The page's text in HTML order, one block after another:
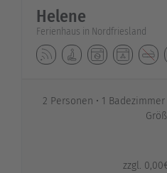
Helene
Ferienhaus in Nordfriesland
2 Personen 1 Badezimmer
zzgl.